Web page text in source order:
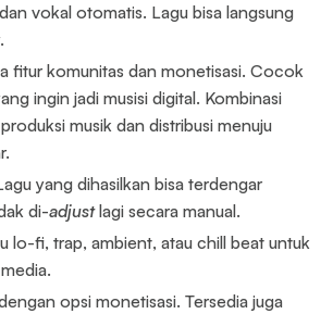
vokal otomatis. Lagu bisa langsung
fitur komunitas dan monetisasi. Cocok
ingin jadi musisi digital. Kombinasi
musik dan distribusi menuju
yang dihasilkan bisa terdengar
di-adjustlagi secara manual.
lo-fi, trap, ambient, atau chill beat untuk
opsi monetisasi. Tersedia juga